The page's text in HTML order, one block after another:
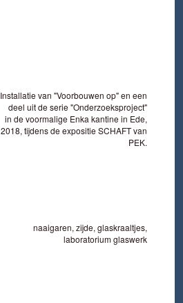
Installatie van "Voorbouwen op" en een
deel uit de serie "Onderzoeksproject"
in de voormalige Enka kantine in Ede,
2018, tijdens de expositie SCHAFT van
PEK.
naaigaren, zijde, glaskraaltjes,
laboratorium glaswerk